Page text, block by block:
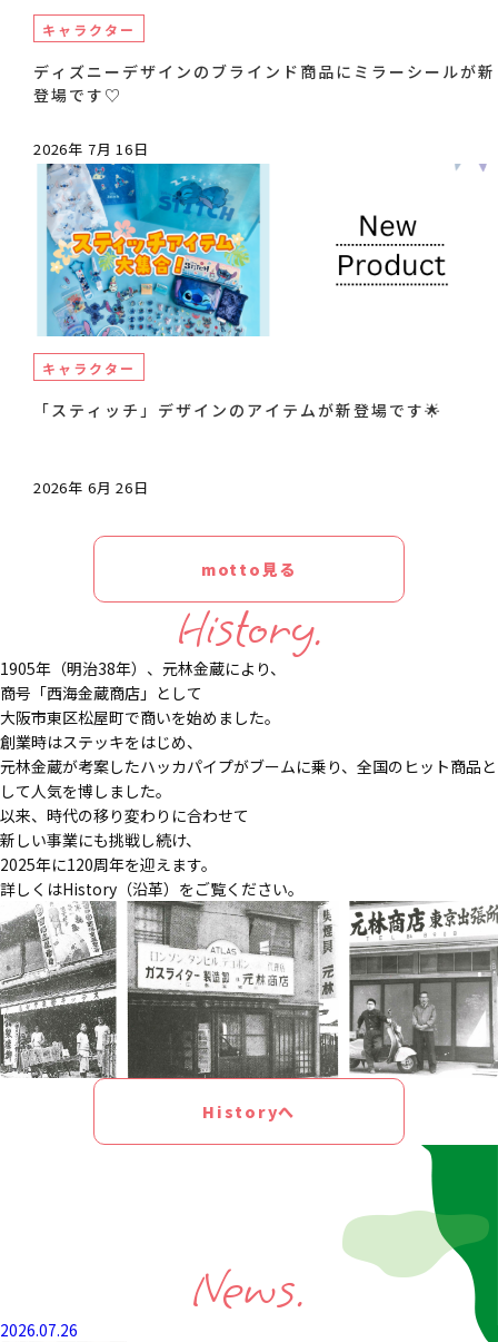
キャラクター
ディズニーデザインのブラインド商品にミラーシールが新
登場です♡
2026年 7月 16日
キャラクター
「スティッチ」デザインのアイテムが新登場です🌟
2026年 6月 26日
motto見る
History.
1905年（明治38年）、元林金蔵により、
商号「西海金蔵商店」として
大阪市東区松屋町で商いを始めました。
創業時はステッキをはじめ、
元林金蔵が考案したハッカパイプがブームに乗り、全国のヒット商品と
して人気を博しました。
以来、時代の移り変わりに合わせて
新しい事業にも挑戦し続け、
2025年に120周年を迎えます。
詳しくはHistory（沿革）をご覧ください。
Historyへ
News.
2026.07.26